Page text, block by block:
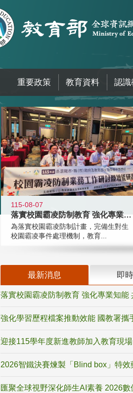
重要政策 教育資料 認識
115-08-07
落實校園霸凌防制教育 強化專業知能
為落實校園霸凌防制計畫，完備生對生
校園霸凌事件處理機制，教育...
最新消息 即
落實校園霸凌防制教育 強化專業知能
強化學習歷程檔案推動效能 國教署攜
迎接115學年度新進教師加入教育現
2026智鐵決賽煉製「Blind box」特效
匯聚全球視野深化師生AI素養 2026